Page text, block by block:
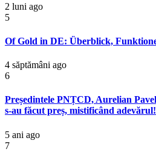
2 luni ago
5
Of Gold in DE: Überblick,
4 săptămâni ago
6
Președintele PNȚCD, Aurelian
s-au făcut preș, mistificând
5 ani ago
7